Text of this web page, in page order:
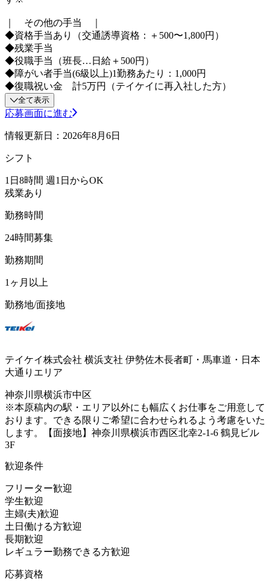
｜ その他の手当 ｜
◆資格手当あり（交通誘導資格：＋500〜1,800円）
◆残業手当
◆役職手当（班長…日給＋500円）
◆障がい者手当(6級以上)1勤務あたり：1,000円
◆復職祝い金 計5万円（テイケイに再入社した方）
全て表示
応募画面に進む
情報更新日：2026年8月6日
シフト
1日8時間 週1日からOK
残業あり
勤務時間
24時間募集
勤務期間
1ヶ月以上
勤務地/面接地
テイケイ株式会社 横浜支社 伊勢佐木長者町・馬車道・日本
大通りエリア
神奈川県横浜市中区
※本原稿内の駅・エリア以外にも幅広くお仕事をご用意して
おります。できる限りご希望に合わせられるよう考慮をいた
します。【面接地】神奈川県横浜市西区北幸2-1-6 鶴見ビル
3F
歓迎条件
フリーター歓迎
学生歓迎
主婦(夫)歓迎
土日働ける方歓迎
長期歓迎
レギュラー勤務できる方歓迎
応募資格